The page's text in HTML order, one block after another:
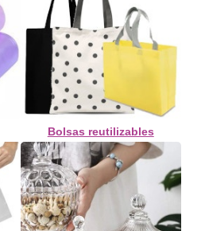
Bolsas reutilizables